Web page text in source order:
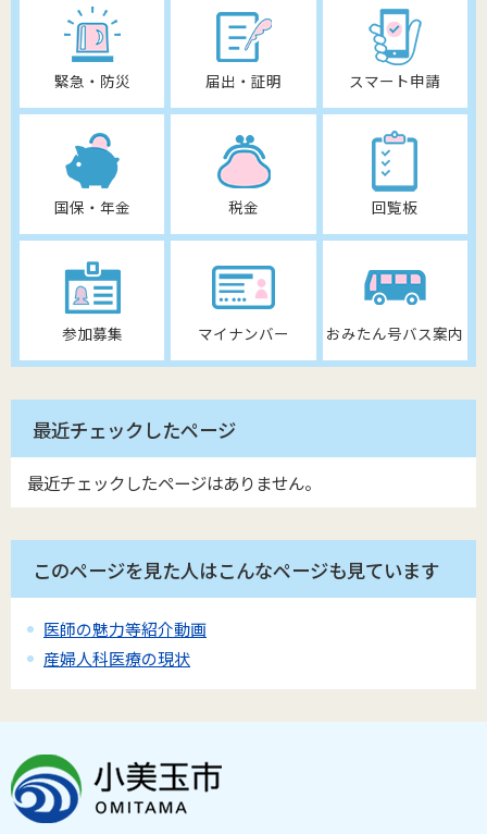
緊急・防災 届出・証明 スマート申請
国保・年金 税金 回覧板
参加募集 マイナンバー おみたん号バス案内
最近チェックしたページ
最近チェックしたページはありません。
このページを見た人はこんなページも見ています
医師の魅力等紹介動画
産婦人科医療の現状